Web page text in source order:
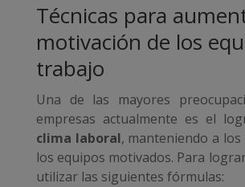
Técnicas para
motivación de los
trabajo
Una de las mayores
empresas actualmente es el
clima laboral, manteniendo a
los equipos motivados. Para
utilizar las siguientes fórmulas: